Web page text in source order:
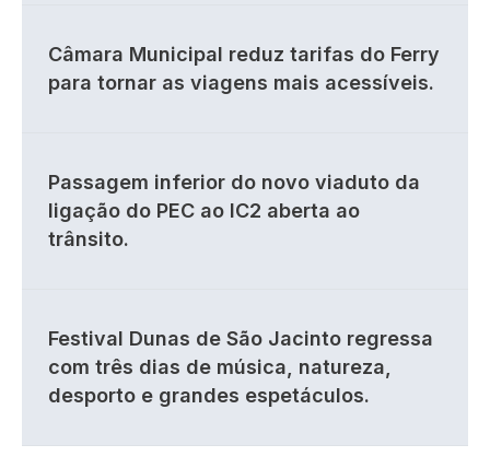
Câmara Municipal reduz tarifas do Ferry
para tornar as viagens mais acessíveis.
Passagem inferior do novo viaduto da
ligação do PEC ao IC2 aberta ao
trânsito.
Festival Dunas de São Jacinto regressa
com três dias de música, natureza,
desporto e grandes espetáculos.